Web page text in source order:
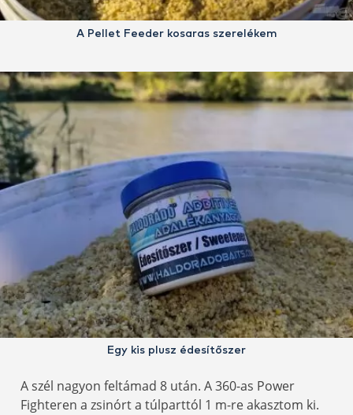
A Pellet Feeder kosaras szerelékem
Egy kis plusz édesítőszer
A szél nagyon feltámad 8 után. A 360-as Power
Fighteren a zsinórt a túlparttól 1 m-re akasztom ki.